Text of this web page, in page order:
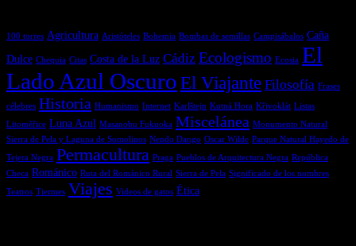
100 torres Agricultura Aristóteles Bohemia Bombas de semillas Campisábalos Caña
Dulce Chequia Citas Costa de la Luz Cádiz Ecologismo Ecosia El
Lado Azul Oscuro El Viajante Filosofía Frases
célebres Historia Humanismo Internet Karlštejn Kutná Hora Křivoklát Listas
Litoměřice Luna Azul Masanobu Fukuoka Miscelánea Monumento Natural
Sierra de Pela y Laguna de Somolinos Nendo Dango Oscar Wilde Parque Natural Hayedo de
Tejera Negra Permacultura Praga Pueblos de Arquitectura Negra República
Checa Románico Ruta del Románico Rural Sierra de Pela Significado de los nombres
Teatros Tiermes Viajes Videos de gatos Ética